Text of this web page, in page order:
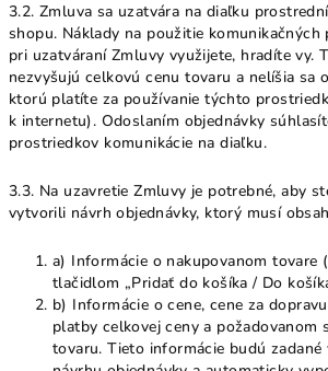
3.2. Zmluva sa uzatvára na diaľku
shopu. Náklady na použitie
pri uzatváraní Zmluvy využijete, hradíte vy.
nezvyšujú celkovú cenu tovaru a nelíšia sa
ktorú platíte za používanie týchto
k internetu). Odoslaním objednávky
prostriedkov komunikácie na diaľku.
3.3. Na uzavretie Zmluvy je potrebné, aby
vytvorili návrh objednávky, ktorý musí
a) Informácie o nakupovanom tovare
tlačidlom „Pridať do košíka / Do
b) Informácie o cene, cene za
platby celkovej ceny a požadovanom
tovaru. Tieto informácie budú